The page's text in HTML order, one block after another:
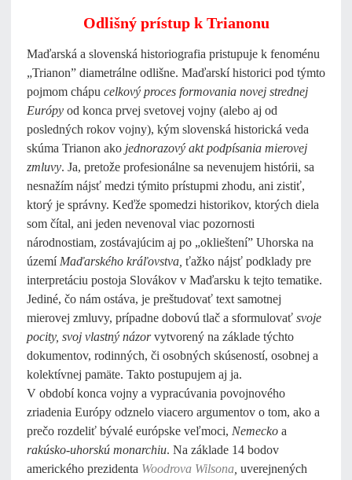
Odlišný prístup k Trianonu
Maďarská a slovenská historiografia pristupuje k fenoménu
„Trianon” diametrálne odlišne. Maďarskí historici pod týmto
pojmom chápu celkový proces formovania novej strednej
Európy od konca prvej svetovej vojny (alebo aj od
posledných rokov vojny), kým slovenská historická veda
skúma Trianon ako jednorazový akt podpísania mierovej
zmluvy. Ja, pretože profesionálne sa nevenujem histórii, sa
nesnažím nájsť medzi týmito prístupmi zhodu, ani zistiť,
ktorý je správny. Keďže spomedzi historikov, ktorých diela
som čítal, ani jeden nevenoval viac pozornosti
národnostiam, zostávajúcim aj po „oklieštení” Uhorska na
území Maďarského kráľovstva, ťažko nájsť podklady pre
interpretáciu postoja Slovákov v Maďarsku k tejto tematike.
Jediné, čo nám ostáva, je preštudovať text samotnej
mierovej zmluvy, prípadne dobovú tlač a sformulovať svoje
pocity, svoj vlastný názorvytvorený na základe týchto
dokumentov, rodinných, či osobných skúseností, osobnej a
kolektívnej pamäte. Takto postupujem aj ja.
V období konca vojny a vypracúvania povojnového
zriadenia Európy odznelo viacero argumentov o tom, ako a
prečo rozdeliť bývalé európske veľmoci, Nemecko a
rakúsko-uhorskú monarchiu. Na základe 14 bodov
amerického prezidenta Woodrova Wilsona uverejnených